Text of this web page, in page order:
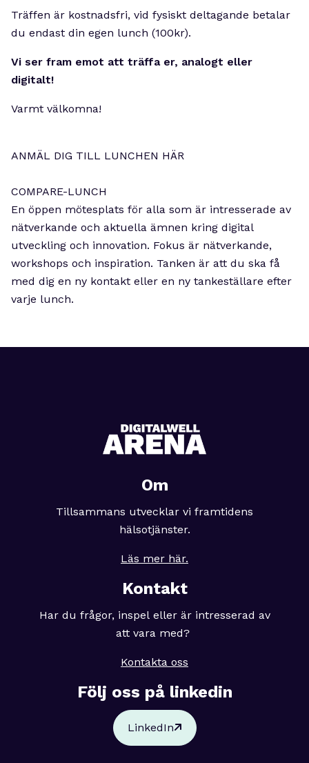
Träffen är kostnadsfri, vid fysiskt deltagande betalar
du endast din egen lunch (100kr).
Vi ser fram emot att träffa er, analogt eller
digitalt!
Varmt välkomna!
ANMÄL DIG TILL LUNCHEN HÄR
COMPARE-LUNCH
En öppen mötesplats för alla som är intresserade av
nätverkande och aktuella ämnen kring digital
utveckling och innovation. Fokus är nätverkande,
workshops och inspiration. Tanken är att du ska få
med dig en ny kontakt eller en ny tankeställare efter
varje lunch.
Om
Tillsammans utvecklar vi framtidens
hälsotjänster.
Läs mer här.
Kontakt
Har du frågor, inspel eller är intresserad av
att vara med?
Kontakta oss
Följ oss på linkedin
LinkedIn